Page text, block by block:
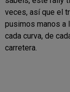
veces, así que el
pusimos manos a
cada curva, de
carretera.